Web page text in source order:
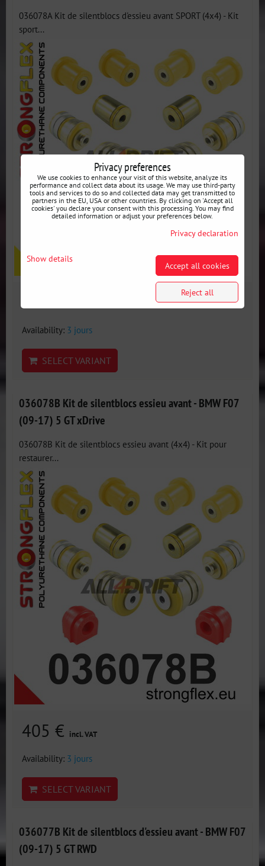
036078A Kit de silentblocs d'essieu avant SPORT (4x4) - Kit
sport...
407 €
Availability: 3 jours
SELECT VARIANT
036078B Kit de silentblocs essieu avant - BMW F07
(09-17) 5 GT xDrive
036078B Kit de silentblocs essieu avant (4x4) - Kit pour
restaurer...
405 € incl. VAT
Availability: 3 jours
SELECT VARIANT
036077B Kit de silentblocs d'essieu avant - BMW F07
(09-17) 5 GT RWD
Privacy preferences
We use cookies to enhance your visit of this website, analyze its
performance and collect data about its usage. We may use third-party
tools and services to do so and collected data may get transmitted to
partners in the EU, USA or other countries. By clicking on 'Accept all
cookies' you declare your consent with this processing. You may find
detailed information or adjust your preferences below.
Privacy declaration
Show details
Accept all cookies
Reject all